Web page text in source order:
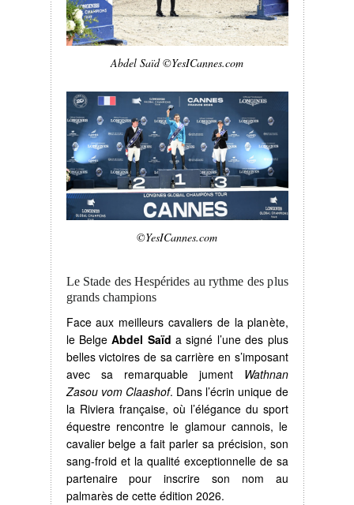
Abdel Saïd ©YesICannes.com
©YesICannes.com
Le Stade des Hespérides au rythme des plus
grands champions
Face aux meilleurs cavaliers de la planète,
le BelgeAbdel Saïd a signé l’une des plus
belles victoires de sa carrière en s’imposant
avec sa remarquable jument Wathnan
Zasou vom Claashof. Dans l’écrin unique de
la Riviera française, où l’élégance du sport
équestre rencontre le glamour cannois, le
cavalier belge a fait parler sa précision, son
sang-froid et la qualité exceptionnelle de sa
partenaire pour inscrire son nom au
palmarès de cette édition 2026.